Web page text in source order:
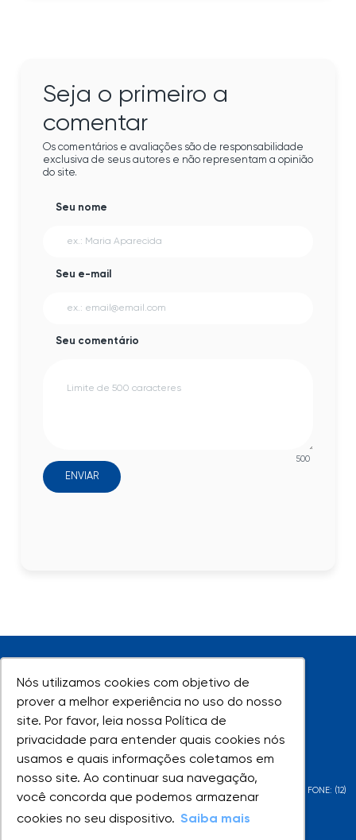
Nós utilizamos cookies com objetivo de
prover a melhor experiência no uso do nosso
site. Por favor, leia nossa Política de
privacidade para entender quais cookies nós
usamos e quais informações coletamos em
nosso site. Ao continuar sua navegação,
você concorda que podemos armazenar
cookies no seu dispositivo. Saiba mais
Nós utilizamos cookies com objetivo de
prover a melhor experiência no uso do nosso
site. Por favor, leia nossa Política de
privacidade para entender quais cookies nós
usamos e quais informações coletamos em
nosso site. Ao continuar sua navegação,
você concorda que podemos armazenar
cookies no seu dispositivo. Saiba mais
Seja o primeiro a
comentar
Os comentários e avaliações são de responsabilidade
exclusiva de seus autores e não representam a opinião
do site.
Seu nome
Seu e-mail
Seu comentário
500
ENVIAR
UNIVAP - Todos os direitos reservados
AV. SHISHIMA HIFUMI, 2911 - URBANOVA - SÃO JOSÉ DOS CAMPOS - SP - FONE: (12)